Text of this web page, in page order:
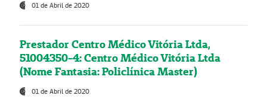
01 de Abril de 2020
Prestador Centro Médico Vitória Ltda,
51004350-4: Centro Médico Vitória Ltda
(Nome Fantasia: Policlínica Master)
01 de Abril de 2020